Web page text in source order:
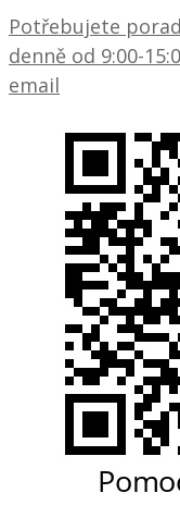
Potřebujete
denně od 9:00-
email